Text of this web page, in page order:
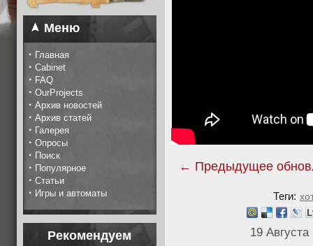
Меню
· Главная
· Cabinet
· FAQ
· OurProjects
· Архив новостей
· Архив статей
· Галерея
· Опросы
· Поиск
· Популярное
· Статьи
· Игры и автоматы
Рекомендуем
← Предыдущее
Теги:
19